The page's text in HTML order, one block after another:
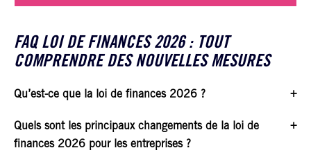
FAQ LOI DE FINANCES 2026 : TOUT
COMPRENDRE DES NOUVELLES MESURES
Qu’est-ce que la loi de finances 2026 ?
Quels sont les principaux changements de la loi de
finances 2026 pour les entreprises ?